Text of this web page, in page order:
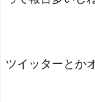
ツイッターとか